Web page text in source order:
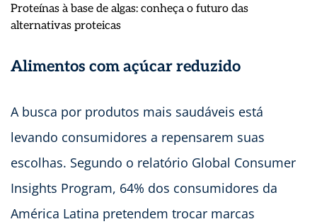
Proteínas à base de algas: conheça o futuro das
alternativas proteicas:
alimentos
cenário
oportunidades
para
indústria
Alimentos com açúcar reduzido
A busca por produtos mais saudáveis está
levando consumidores a repensarem suas
escolhas. Segundo o relatório Global Consumer
Insights Program, 64% dos consumidores da
América Latina pretendem trocar marcas